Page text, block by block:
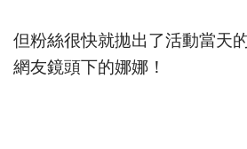
但粉絲很快就拋出了活動當天
網友鏡頭下的娜娜！